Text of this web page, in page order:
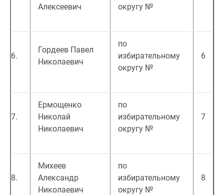
Алексеевич
округу №
6.
Гордеев Павел
Николаевич
по
избирательному
округу №
6
7.
Ермощенко
Николай
Николаевич
по
избирательному
округу №
7
8.
Михеев
Александр
Николаевич
по
избирательному
округу №
8